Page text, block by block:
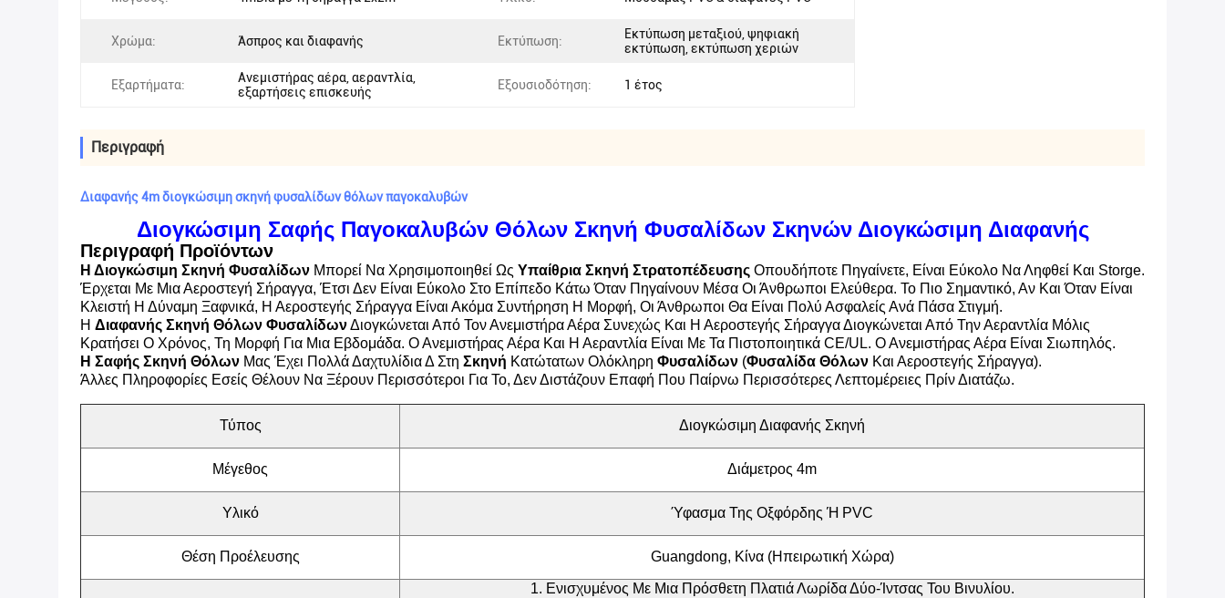
Χρώμα: Άσπρος και διαφανής Εκτύπωση:
Εκτύπωση μεταξιού, ψηφιακή
εκτύπωση, εκτύπωση χεριών
Εξαρτήματα:
Ανεμιστήρας αέρα, αεραντλία,
εξαρτήσεις επισκευής
Εξουσιοδότηση: 1 έτος
Περιγραφή
Διαφανής 4m διογκώσιμη σκηνή φυσαλίδων θόλων παγοκαλυβών
Διογκώσιμη Σαφής Παγοκαλυβών Θόλων Σκηνή Φυσαλίδων Σκηνών Διογκώσιμη Διαφανής
Περιγραφή Προϊόντων
Η Διογκώσιμη Σκηνή Φυσαλίδων Μπορεί Να Χρησιμοποιηθεί Ως Υπαίθρια Σκηνή Στρατοπέδευσης Οπουδήποτε Πηγαίνετε, Είναι Εύκολο Να Ληφθεί Και Storge.
Έρχεται Με Μια Αεροστεγή Σήραγγα, Έτσι Δεν Είναι Εύκολο Στο Επίπεδο Κάτω Όταν Πηγαίνουν Μέσα Οι Άνθρωποι Ελεύθερα. Το Πιο Σημαντικό, Αν Και Όταν Είναι
Κλειστή Η Δύναμη Ξαφνικά, Η Αεροστεγής Σήραγγα Είναι Ακόμα Συντήρηση Η Μορφή, Οι Άνθρωποι Θα Είναι Πολύ Ασφαλείς Ανά Πάσα Στιγμή.
Η Διαφανής Σκηνή Θόλων ΦυσαλίδωνΔιογκώνεται Από Τον Ανεμιστήρα Αέρα Συνεχώς Και Η Αεροστεγής Σήραγγα Διογκώνεται Από Την Αεραντλία Μόλις
Κρατήσει Ο Χρόνος, Τη Μορφή Για Μια Εβδομάδα. Ο Ανεμιστήρας Αέρα Και Η Αεραντλία Είναι Με Τα Πιστοποιητικά CE/UL. Ο Ανεμιστήρας Αέρα Είναι Σιωπηλός.
Η Σαφής Σκηνή Θόλων Μας Έχει Πολλά Δαχτυλίδια Δ Στη Σκηνή Κατώτατων Ολόκληρη Φυσαλίδων (Φυσαλίδα Θόλων Και Αεροστεγής Σήραγγα).
Άλλες Πληροφορίες Εσείς Θέλουν Να Ξέρουν Περισσότεροι Για Το, Δεν Διστάζουν Επαφή Που Παίρνω Περισσότερες Λεπτομέρειες Πρίν Διατάζω.
Τύπος Διογκώσιμη Διαφανής Σκηνή
Μέγεθος Διάμετρος 4m
Υλικό Ύφασμα Της Οξφόρδης Ή PVC
Θέση Προέλευσης Guangdong, Κίνα (ηπειρωτική Χώρα)
1. Ενισχυμένος Με Μια Πρόσθετη Πλατιά Λωρίδα Δύο-Ίντσας Του Βινυλίου.